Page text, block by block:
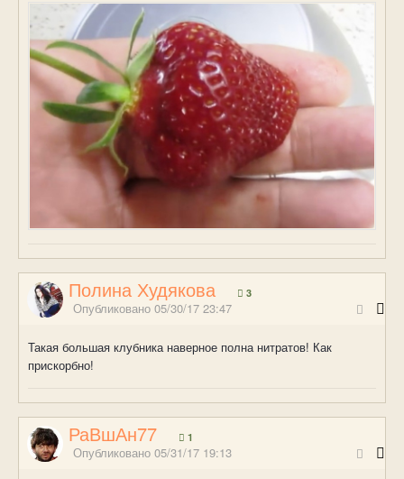
Полина Худякова 3
Опубликовано 05/30/17 23:47
Такая большая клубника наверное полна нитратов! Как
прискорбно!
РаВшАн77 1
Опубликовано 05/31/17 19:13